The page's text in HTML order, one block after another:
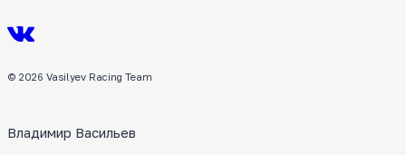
© 2026 Vasilyev Racing Team
Владимир Васильев